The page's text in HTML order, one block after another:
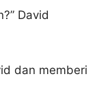
David
dan memberi